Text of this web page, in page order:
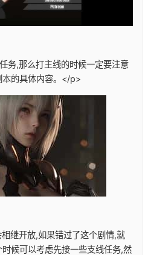
务,那么打主线的时候一定要注意
本的具体内容。</p>
继开放,如果错过了这个剧情,就
候可以考虑先接一些支线任务,然